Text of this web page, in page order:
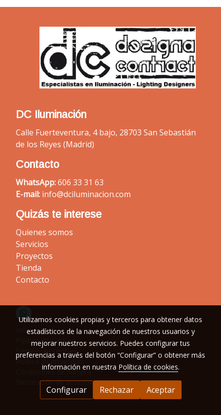
DC Iluminación
Calle Fuerteventura, 4 bajo, 28703 San Sebastián
de los Reyes (Madrid)
Contacto
WhatsApp:606 33 31 63
E-mail: info@dciluminacion.com
Quizás te interese
Quienes somos
Servicios
Proyectos
Tienda
Contacto
Aviso legal
Política de cookies
Gestión de cookies
Política de privacidad
Condiciones de compra
Declaración de accesibilidad
Utilizamos cookies propias y terceros para obtener datos
estadísticos de la navegación de nuestros usuarios y
mejorar nuestros servicios. Puedes configurar tus
preferencias a través del botón “Configurar” o obtener más
información en nuestra Política de cookies.
Configurar Rechazar Aceptar